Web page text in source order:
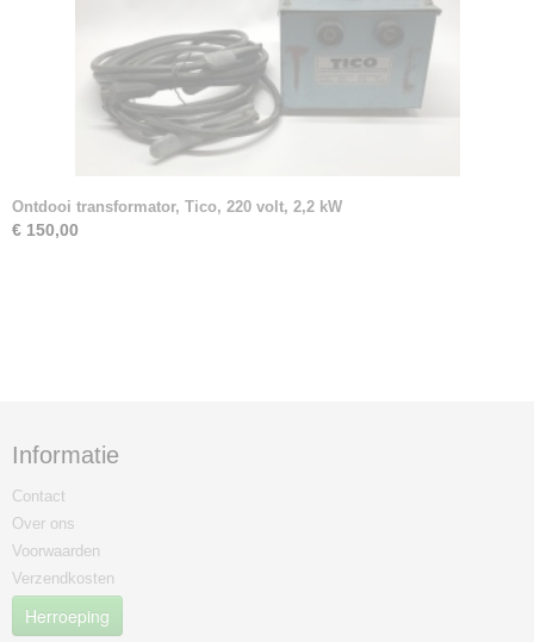
Ontdooi transformator, Tico, 220 volt, 2,2 kW
€ 150,00
Informatie
Contact
Over ons
Voorwaarden
Verzendkosten
Herroeping